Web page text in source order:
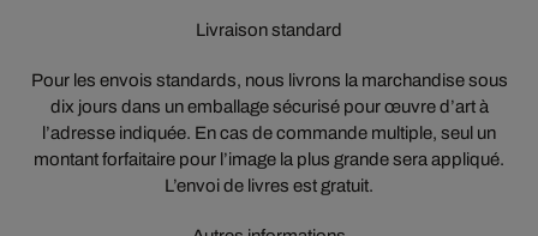
Livraison standard
Pour les envois standards, nous livrons la marchandise sous
dix jours dans un emballage sécurisé pour œuvre d’art à
l’adresse indiquée. En cas de commande multiple, seul un
montant forfaitaire pour l’image la plus grande sera appliqué.
L’envoi de livres est gratuit.